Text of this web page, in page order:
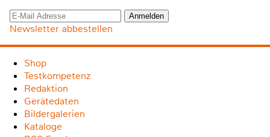
Newsletter abbestellen
Shop
Testkompetenz
Redaktion
Gerätedaten
Bildergalerien
Kataloge